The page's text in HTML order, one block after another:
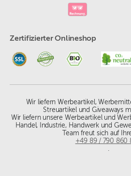
Zertifizierter Onlineshop
Wir liefern Werbeartikel,
Streuartikel und Giveaways
Wir liefern unsere Werbeartikel und
Handel, Industrie, Handwerk und
Team freut sich auf
+49 89 / 790 860
.